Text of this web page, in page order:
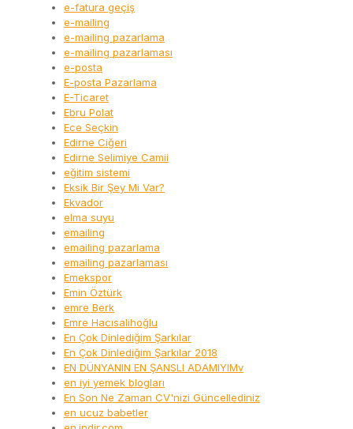
e-fatura geçiş
e-mailing
e-mailing pazarlama
e-mailing pazarlaması
e-posta
E-posta Pazarlama
E-Ticaret
Ebru Polat
Ece Seçkin
Edirne Ciğeri
Edirne Selimiye Camii
eğitim sistemi
Eksik Bir Şey Mi Var?
Ekvador
elma suyu
emailing
emailing pazarlama
emailing pazarlaması
Emekspor
Emin Öztürk
emre Berk
Emre Hacısalihoğlu
En Çok Dinlediğim Şarkılar
En Çok Dinlediğim Şarkılar 2018
EN DÜNYANIN EN ŞANSLI ADAMIYIMv
en iyi yemek blogları
En Son Ne Zaman CV'nizi Güncellediniz
en ucuz babetler